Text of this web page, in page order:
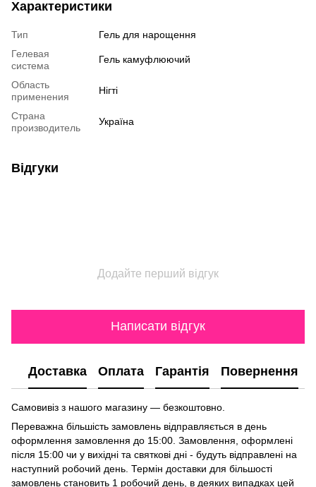
Характеристики
Тип
Гель для нарощення
Гелевая
система
Гель камуфлюючий
Область
применения
Нігті
Страна
производитель
Україна
Відгуки
Додайте перший відгук
Написати відгук
Доставка Оплата Гарантія Повернення
Самовивіз з нашого магазину — безкоштовно.
Переважна більшість замовлень відправляється в день
оформлення замовлення до 15:00. Замовлення, оформлені
після 15:00 чи у вихідні та святкові дні - будуть відправлені на
наступний робочий день. Термін доставки для більшості
замовлень становить 1 робочий день, в деяких випадках цей